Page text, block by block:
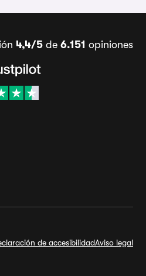
4,4/5de 6.151 opiniones
de accesibilidadAviso legal